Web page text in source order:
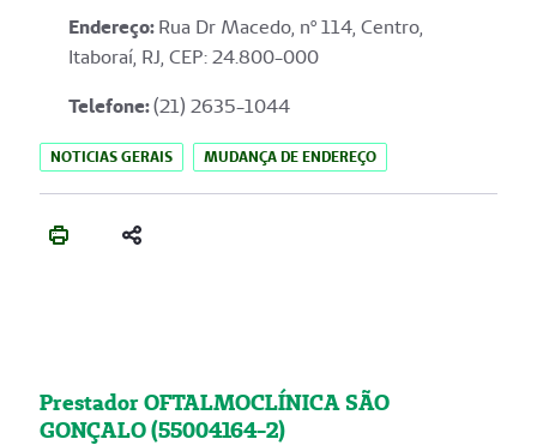
Endereço:Rua Dr Macedo, nº 114, Centro,
Itaboraí, RJ, CEP: 24.800-000
Telefone:(21) 2635-1044
NOTICIAS GERAIS MUDANÇA DE ENDEREÇO
Prestador OFTALMOCLÍNICA SÃO
GONÇALO (55004164-2)